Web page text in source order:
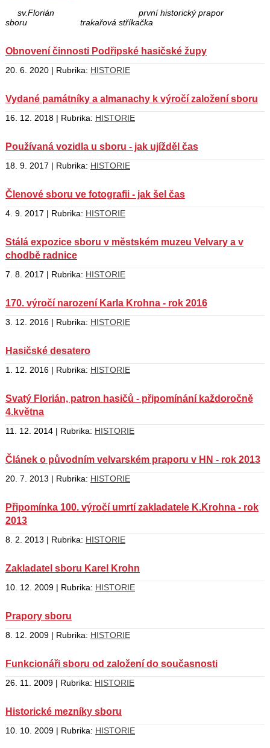
sv.Florián
první historický prapor
sboru trakařová stříkačka
Obnovení činnosti Podřipské hasičské župy
20. 6. 2020 | Rubrika: HISTORIE
Vydané památníky a almanachy k výročí založení sboru
16. 12. 2018 | Rubrika: HISTORIE
Používaná vozidla u sboru - jak ujížděl čas
18. 9. 2017 | Rubrika: HISTORIE
Členové sboru ve fotografii - jak šel čas
4. 9. 2017 | Rubrika: HISTORIE
Stálá expozice sboru v městském muzeu Velvary a v
chodbě radnice
7. 8. 2017 | Rubrika: HISTORIE
170. výročí narození Karla Krohna - rok 2016
3. 12. 2016 | Rubrika: HISTORIE
Hasičské desatero
1. 12. 2016 | Rubrika: HISTORIE
Svatý Florián, patron hasičů - připomínání každoročně
4.května
11. 12. 2014 | Rubrika: HISTORIE
Článek o původním velvarském praporu v HN - rok 2013
20. 7. 2013 | Rubrika: HISTORIE
Připomínka 100. výročí umrtí zakladatele K.Krohna - rok
2013
8. 2. 2013 | Rubrika: HISTORIE
Zakladatel sboru Karel Krohn
10. 12. 2009 | Rubrika: HISTORIE
Prapory sboru
8. 12. 2009 | Rubrika: HISTORIE
Funkcionáři sboru od založení do současnosti
26. 11. 2009 | Rubrika: HISTORIE
Historické mezníky sboru
10. 10. 2009 | Rubrika: HISTORIE